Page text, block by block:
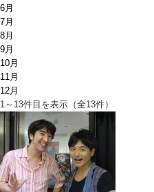
6月
7月
8月
9月
10月
11月
12月
1～13件目を表示（全13件）